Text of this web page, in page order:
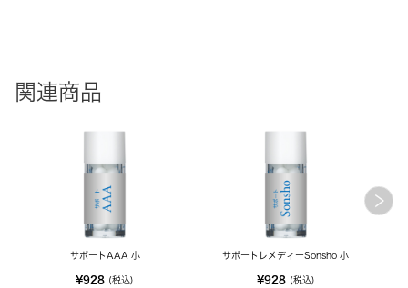
関連商品
サポートAAA 小
¥928 (税込)
サポートレメディーSonsho 小
¥928 (税込)